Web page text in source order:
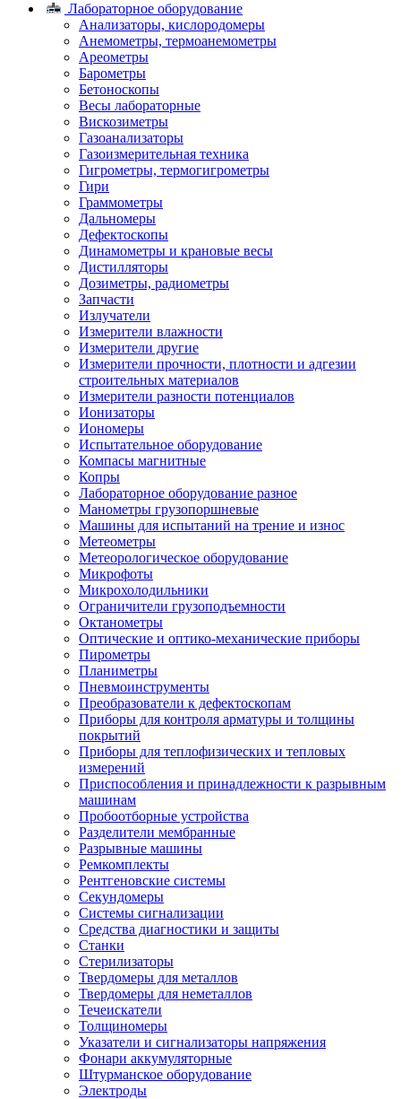
Лабораторное оборудование
Анализаторы, кислородомеры
Анемометры, термоанемометры
Ареометры
Барометры
Бетоноскопы
Весы лабораторные
Вискозиметры
Газоанализаторы
Газоизмерительная техника
Гигрометры, термогигрометры
Гири
Граммометры
Дальномеры
Дефектоскопы
Динамометры и крановые весы
Дистилляторы
Дозиметры, радиометры
Запчасти
Излучатели
Измерители влажности
Измерители другие
Измерители прочности, плотности и адгезии
строительных материалов
Измерители разности потенциалов
Ионизаторы
Иономеры
Испытательное оборудование
Компасы магнитные
Копры
Лабораторное оборудование разное
Манометры грузопоршневые
Машины для испытаний на трение и износ
Метеометры
Метеорологическое оборудование
Микрофоты
Микрохолодильники
Ограничители грузоподъемности
Октанометры
Оптические и оптико-механические приборы
Пирометры
Планиметры
Пневмоинструменты
Преобразователи к дефектоскопам
Приборы для контроля арматуры и толщины
покрытий
Приборы для теплофизических и тепловых
измерений
Приспособления и принадлежности к разрывным
машинам
Пробоотборные устройства
Разделители мембранные
Разрывные машины
Ремкомплекты
Рентгеновские системы
Секундомеры
Системы сигнализации
Средства диагностики и защиты
Станки
Стерилизаторы
Твердомеры для металлов
Твердомеры для неметаллов
Течеискатели
Толщиномеры
Указатели и сигнализаторы напряжения
Фонари аккумуляторные
Штурманское оборудование
Электроды